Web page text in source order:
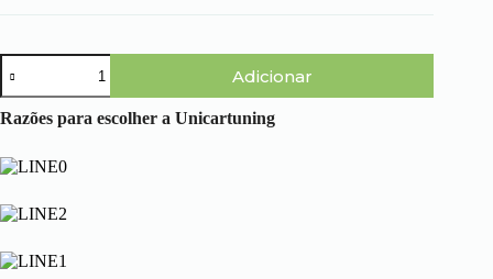
Quantidade
de
Aplicação
-
Cupra
Favo
Mel
Adicionar
Razões para escolher a Unicartuning